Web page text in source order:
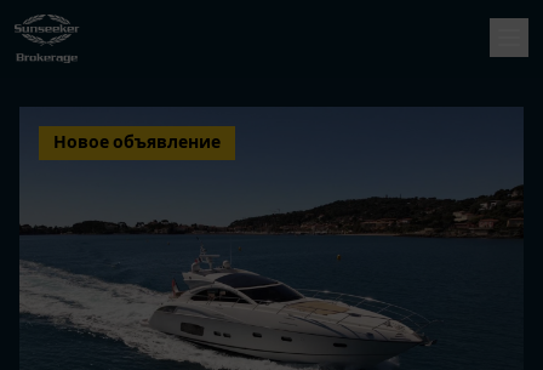
Новое объявление